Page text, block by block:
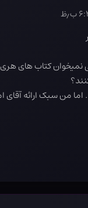
کتاب های هری
اما من سبک ارائه آقای